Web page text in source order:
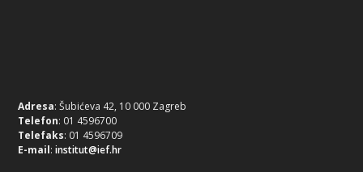
Adresa: Šubićeva 42, 10 000 Zagreb
Telefon: 01 4596700
Telefaks: 01 4596709
E-mail:institut@ief.hr